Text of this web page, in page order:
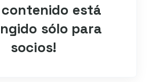
contenido está
sólo para
socios!